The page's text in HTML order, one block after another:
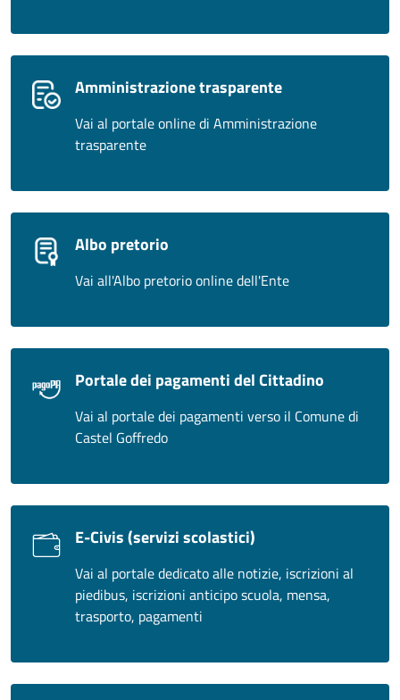
Amministrazione trasparente
Vai al portale online di Amministrazione
trasparente
Albo pretorio
Vai all'Albo pretorio online dell'Ente
Portale dei pagamenti del Cittadino
Vai al portale dei pagamenti verso il Comune di
Castel Goffredo
E-Civis (servizi scolastici)
Vai al portale dedicato alle notizie, iscrizioni al
piedibus, iscrizioni anticipo scuola, mensa,
trasporto, pagamenti